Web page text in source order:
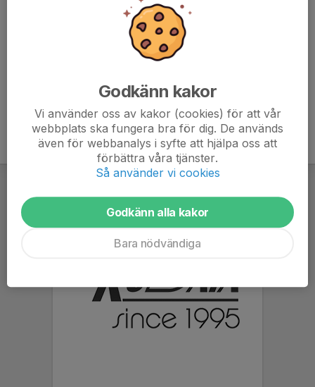
Godkänn kakor
Vi använder oss av kakor (cookies) för att vår
webbplats ska fungera bra för dig. De används
även för webbanalys i syfte att hjälpa oss att
förbättra våra tjänster.
Så använder vi cookies
Godkänn alla kakor
Bara nödvändiga